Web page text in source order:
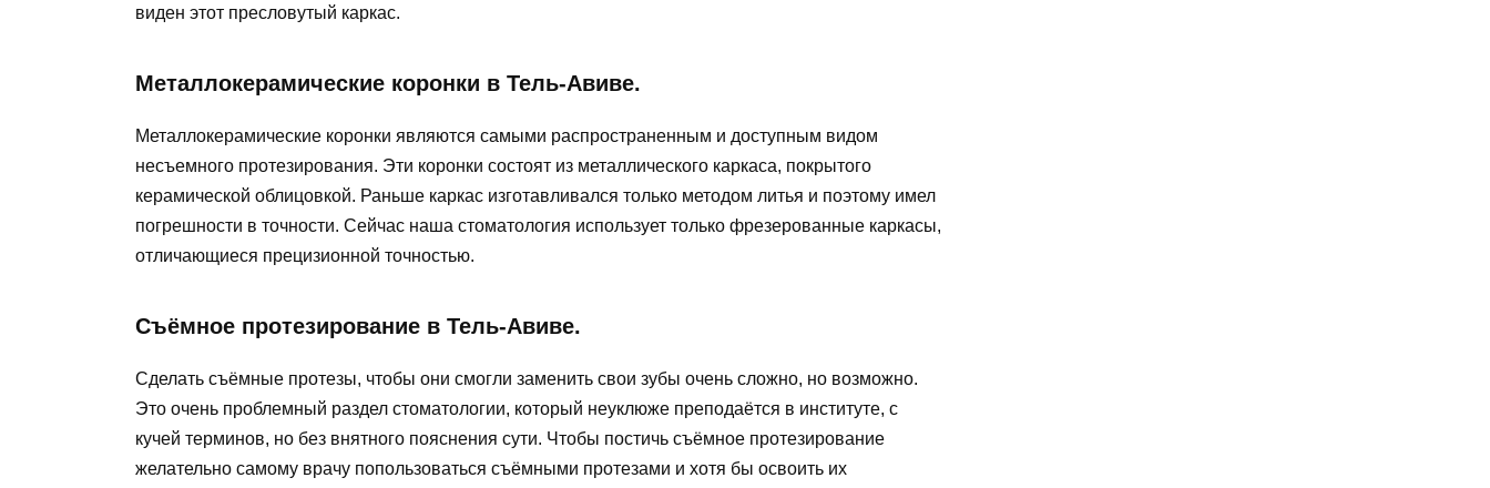
виден этот пресловутый каркас.
Металлокерамические коронки в Тель-Авиве.
Металлокерамические коронки являются самыми распространенным и доступным видом
несъемного протезирования. Эти коронки состоят из металлического каркаса, покрытого
керамической облицовкой. Раньше каркас изготавливался только методом литья и поэтому имел
погрешности в точности. Сейчас наша стоматология использует только фрезерованные каркасы,
отличающиеся прецизионной точностью.
Съёмное протезирование в Тель-Авиве.
Сделать съёмные протезы, чтобы они смогли заменить свои зубы очень сложно, но возможно.
Это очень проблемный раздел стоматологии, который неуклюже преподаётся в институте, с
кучей терминов, но без внятного пояснения сути. Чтобы постичь съёмное протезирование
желательно самому врачу попользоваться съёмными протезами и хотя бы освоить их